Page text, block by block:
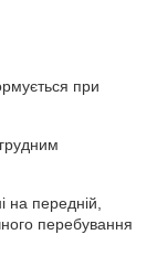
при
на передній,
перебування